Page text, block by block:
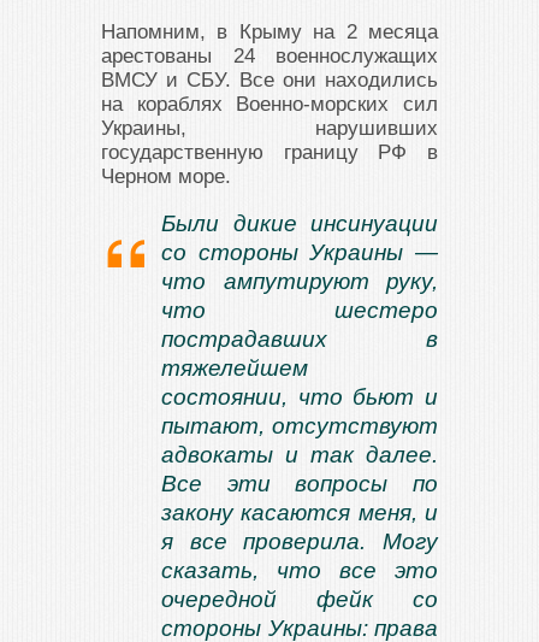
Напомним, в Крыму на 2 месяца
арестованы 24 военнослужащих
ВМСУ и СБУ. Все они находились
на кораблях Военно-морских сил
Украины, нарушивших
государственную границу РФ в
Черном море.
Были дикие инсинуации
со стороны Украины —
что ампутируют руку,
что шестеро
пострадавших в
тяжелейшем
состоянии, что бьют и
пытают, отсутствуют
адвокаты и так далее.
Все эти вопросы по
закону касаются меня, и
я все проверила. Могу
сказать, что все это
очередной фейк со
стороны Украины: права